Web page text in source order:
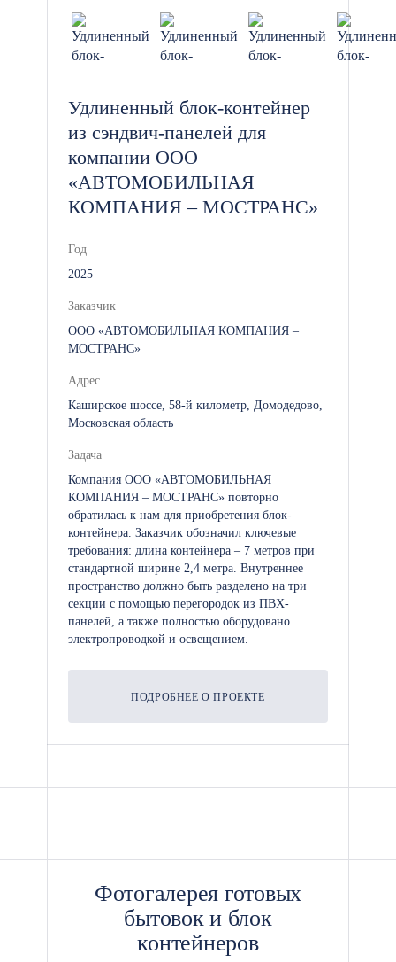
заявку, и мы подберем идеальную
модульную поликлинику для вашего
объекта.
Удлиненный блок-контейнер
из сэндвич-панелей для
компании ООО
«АВТОМОБИЛЬНАЯ
КОМПАНИЯ – МОСТРАНС»
Год
2025
Заказчик
ООО «АВТОМОБИЛЬНАЯ КОМПАНИЯ –
МОСТРАНС»
Адрес
Каширское шоссе, 58-й километр, Домодедово,
Московская область
Задача
Компания ООО «АВТОМОБИЛЬНАЯ
КОМПАНИЯ – МОСТРАНС» повторно
обратилась к нам для приобретения блок-
контейнера. Заказчик обозначил ключевые
требования: длина контейнера – 7 метров при
стандартной ширине 2,4 метра. Внутреннее
пространство должно быть разделено на три
секции с помощью перегородок из ПВХ-
панелей, а также полностью оборудовано
электропроводкой и освещением.
ПОДРОБНЕЕ О ПРОЕКТЕ
Фотогалерея готовых
бытовок и блок
контейнеров